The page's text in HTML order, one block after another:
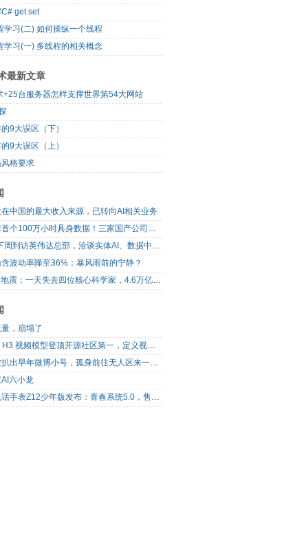
get set
学习(二) 如何操纵一个线程
学习(一) 多线程的相关概念
最新文章
+25台服务器怎样支撑世界第54大网站
9大误区（下）
9大误区（上）
格要求
中国的最大收入来源，已转向AI相关业务
冲刺全球首个100万小时具身数据！三家国产公司，联手了
LG会长下周到访英伟达总部，洽谈实体AI、数据中心、自动驾驶合作
含波动率降至36%：暴风雨前的宁静？
谷歌AI大地震：一天失去四位核心科学家，4.6万亿美元巨头的重构之路
，崩塌了
MiniMax H3 视频模型登顶开源社区第一，定义视频模型领域“斩杀线”
梁文锋被扒出早年微博小号，孤身前往无人区来一场相当 deep 的 seek 旅行
六小龙
小天才电话手表Z12少年版发布：青春系统5.0，售价2699元起